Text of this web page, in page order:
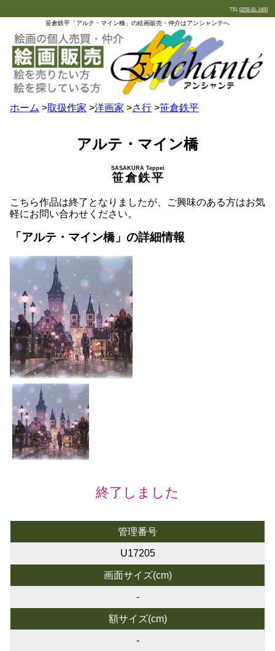
TEL 0258-81-1400
笹倉鉄平「アルテ・マイン橋」の絵画販売・仲介はアンシャンテへ
ホーム >取扱作家 >洋画家 >さ行 >笹倉鉄平
アルテ・マイン橋
笹倉鉄平
SASAKURA Teppei
こちら作品は終了となりましたが、ご興味のある方はお気
軽にお問い合わせください。
「アルテ・マイン橋」の詳細情報
終了しました
管理番号
U17205
画面サイズ(cm)
-
額サイズ(cm)
-